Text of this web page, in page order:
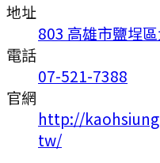
地址
803 高雄市鹽埕
電話
07-521-7388
官網
http://
tw/